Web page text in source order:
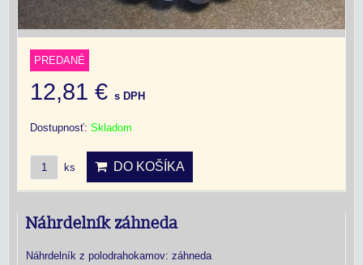
PREDANÉ
12,81 € s DPH
Dostupnosť: Skladom
ks DO KOŠÍKA
Náhrdelník záhneda
Náhrdelník z polodrahokamov: záhneda